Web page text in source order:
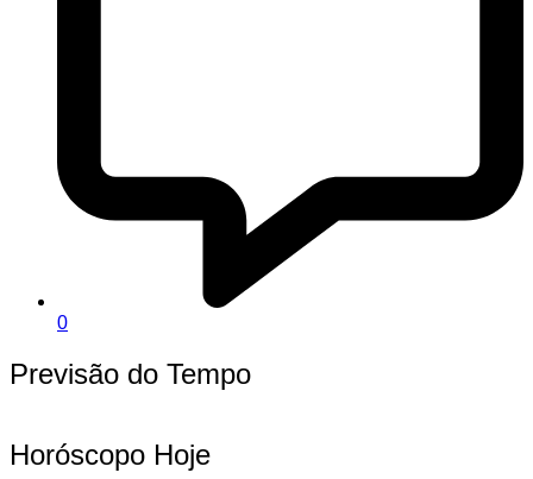
0
Previsão do Tempo
Horóscopo Hoje